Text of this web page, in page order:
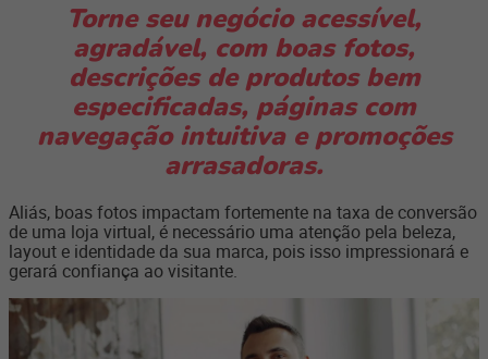
Torne seu negócio acessível,
agradável, com boas fotos,
descrições de produtos bem
especificadas, páginas com
navegação intuitiva e promoções
arrasadoras.
Aliás, boas fotos impactam fortemente na taxa de conversão
de uma loja virtual, é necessário uma atenção pela beleza,
layout e identidade da sua marca, pois isso impressionará e
gerará confiança ao visitante.